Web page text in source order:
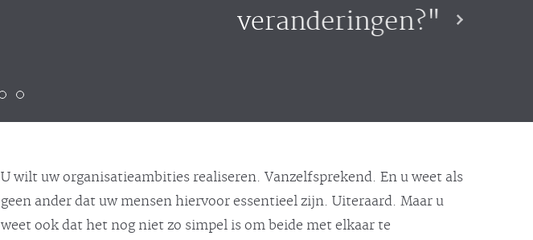
U wilt uw organisatieambities realiseren. Vanzelfsprekend. En u weet als
geen ander dat uw mensen hiervoor essentieel zijn. Uiteraard. Maar u
weet ook dat het nog niet zo simpel is om beide met elkaar te